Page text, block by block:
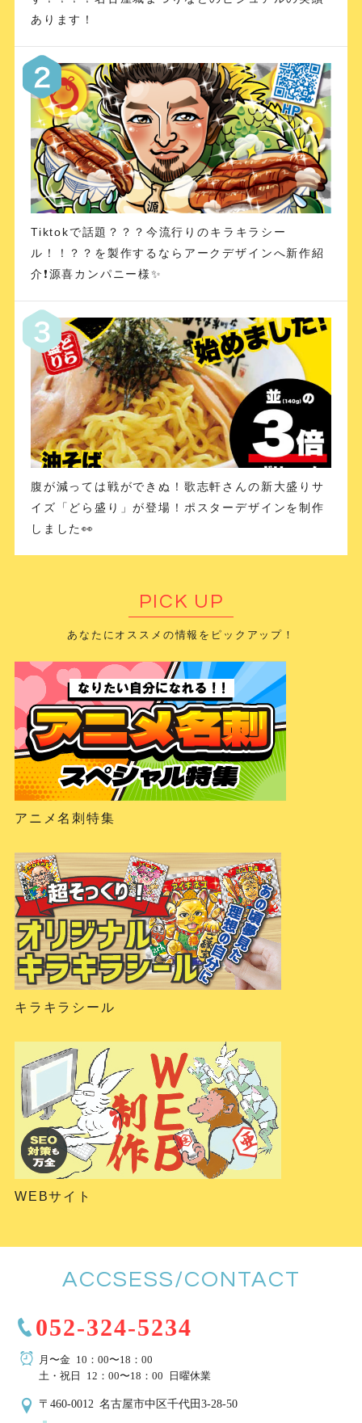
あります！
Tiktokで話題？？？今流行りのキラキラシー
ル！！？？を製作するならアークデザインへ新作紹
介❗️源喜カンパニー様✨
腹が減っては戦ができぬ！歌志軒さんの新大盛りサ
イズ「どら盛り」が登場！ポスターデザインを制作
しました👀
PICK UP
あなたにオススメの情報をピックアップ！
アニメ名刺特集
キラキラシール
WEBサイト
ACCSESS/CONTACT
052-324-5234
月〜金 10：00〜18：00
土・祝日 12：00〜18：00 日曜休業
〒460-0012 名古屋市中区千代田3-28-50